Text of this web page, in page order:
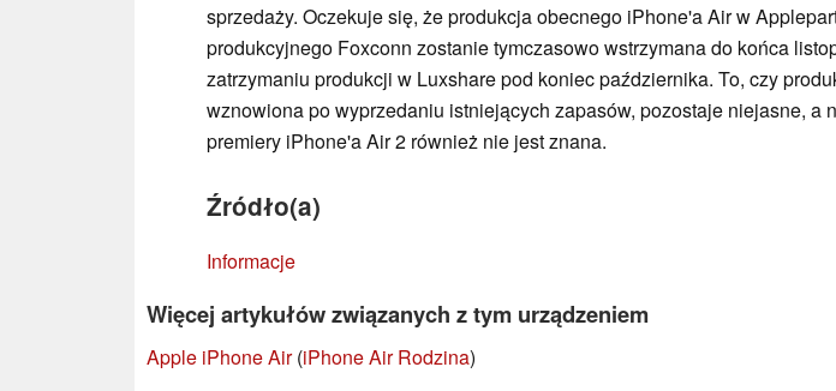
sprzedaży. Oczekuje się, że produkcja obecnego iPhone'a Air w
produkcyjnego Foxconn zostanie tymczasowo wstrzymana do końca
zatrzymaniu produkcji w Luxshare pod koniec października. To, czy
wznowiona po wyprzedaniu istniejących zapasów, pozostaje niejasne, a
premiery iPhone'a Air 2 również nie jest znana.
Źródło(a)
Informacje
Więcej artykułów związanych z tym urządzeniem
Apple iPhone Air(iPhone Air Rodzina)